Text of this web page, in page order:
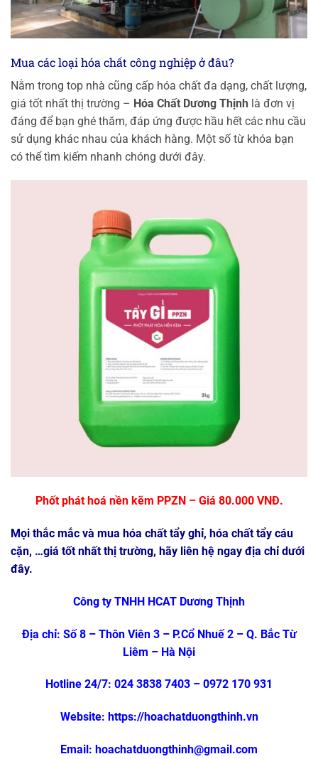
Mua các loại hóa chất công nghiệp ở đâu?
Nằm trong top nhà cũng cấp hóa chất đa dạng, chất lượng,
giá tốt nhất thị trường – Hóa Chất Dương Thịnh là đơn vị
đáng để bạn ghé thăm, đáp ứng được hầu hết các nhu cầu
sử dụng khác nhau của khách hàng. Một số từ khóa bạn
có thể tìm kiếm nhanh chóng dưới đây.
Phốt phát hoá nền kẽm PPZN – Giá 80.000 VNĐ.
Mọi thắc mắc và mua hóa chất tẩy ghỉ, hóa chất tẩy cáu
cặn, …giá tốt nhất thị trường, hãy liên hệ ngay địa chỉ dưới
đây.
Công ty TNHH HCAT Dương Thịnh
Địa chỉ: Số 8 – Thôn Viên 3 – P.Cổ Nhuế 2 – Q. Bắc Từ
Liêm – Hà Nội
Hotline 24/7: 024 3838 7403 – 0972 170 931
Website: https://hoachatduongthinh.vn
Email: hoachatduongthinh@gmail.com